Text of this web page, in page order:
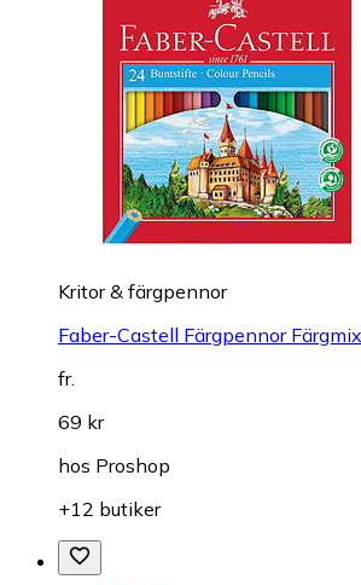
Kritor & färgpennor
Faber-Castell Färgpennor
fr.
69 kr
hos Proshop
+12 butiker